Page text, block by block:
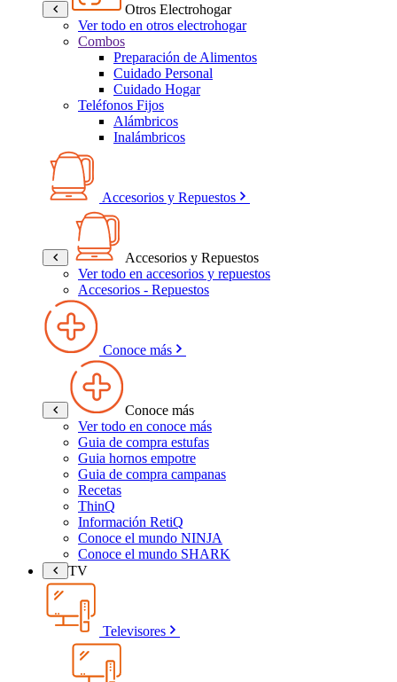
Otros Electrohogar
Ver todo en otros electrohogar
Combos
Preparación de Alimentos
Cuidado Personal
Cuidado Hogar
Teléfonos Fijos
Alámbricos
Inalámbricos
Accesorios y Repuestos
Accesorios y Repuestos
Ver todo en accesorios y repuestos
Accesorios - Repuestos
Conoce más
Conoce más
Ver todo en conoce más
Guia de compra estufas
Guia hornos empotre
Guia de compra campanas
Recetas
ThinQ
Información RetiQ
Conoce el mundo NINJA
Conoce el mundo SHARK
TV
Televisores